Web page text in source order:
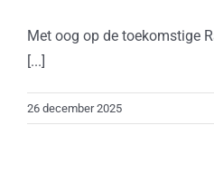
Met oog op de toekomstige
[...]
26 december 2025